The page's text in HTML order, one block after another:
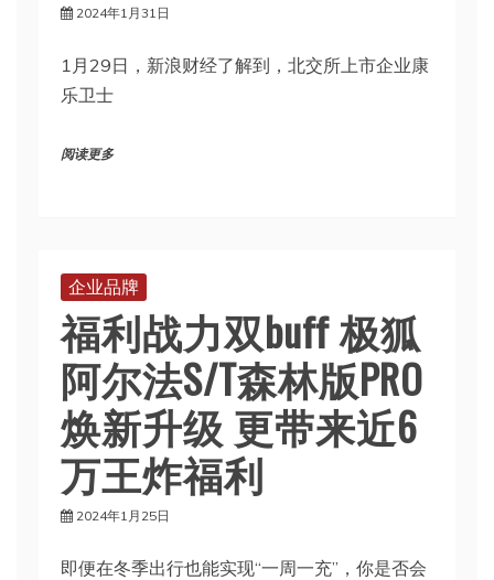
2024年1月31日
1月29日，新浪财经了解到，北交所上市企业康
乐卫士
阅读更多
企业品牌
福利战力双buff 极狐
阿尔法S/T森林版PRO
焕新升级 更带来近6
万王炸福利
2024年1月25日
即便在冬季出行也能实现“一周一充”，你是否会